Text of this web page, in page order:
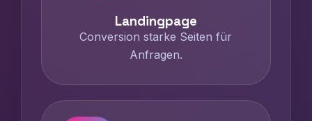
Landingpage
Conversion starke Seiten für
Anfragen.